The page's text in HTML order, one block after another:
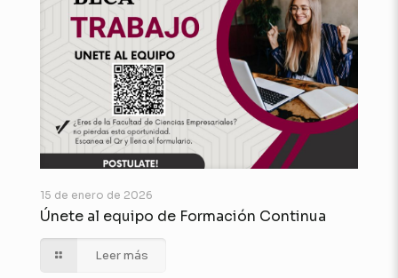
15 de enero de 2026
Únete al equipo de Formación Continua
Leer más